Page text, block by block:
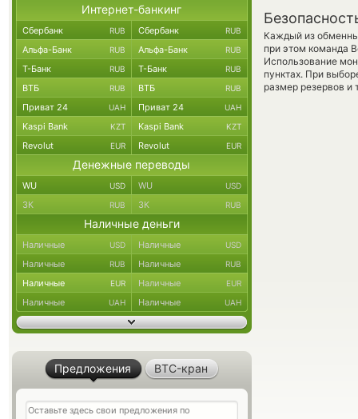
Каждый из
при этом команда
Использование
пунктах. При
размер резервов и
Интернет-банкинг
Сбербанк RUB Сбербанк RUB
Альфа-Банк RUB Альфа-Банк RUB
Т-Банк RUB Т-Банк RUB
ВТБ RUB ВТБ RUB
Приват 24 UAH Приват 24 UAH
Kaspi Bank KZT Kaspi Bank KZT
Revolut EUR Revolut EUR
Денежные переводы
WU USD WU USD
ЗК RUB ЗК RUB
Наличные деньги
Наличные USD Наличные USD
Наличные RUB Наличные RUB
Наличные EUR Наличные EUR
Наличные UAH Наличные UAH
Предложения BTC-кран